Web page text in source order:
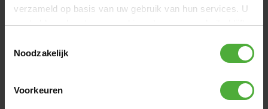
verzameld op basis van uw gebruik van hun services. U
gaat akkoord met onze cookies als u onze website blijft
Noodzakelijk
Voorkeuren
Bekijk alle afmetingen en details